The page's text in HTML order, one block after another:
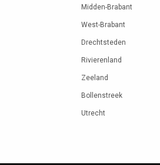
Midden-Brabant
West-Brabant
Drechtsteden
Rivierenland
Zeeland
Bollenstreek
Utrecht